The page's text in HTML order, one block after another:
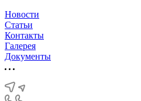
Новости
Статьи
Контакты
Галерея
Документы